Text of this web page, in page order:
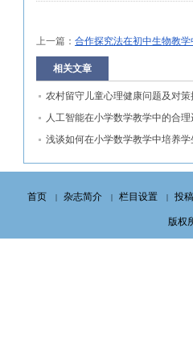
上一篇： 合作探究法在初中生物教
相关文章
农村留守儿童心理健康问题及对策
琴
人工智能在小学数学教学中的合理
陈 敏
浅谈如何在小学数学教学中培养学
维能力 …
首页 | 杂志简介 | 栏目设置 | 投
版权